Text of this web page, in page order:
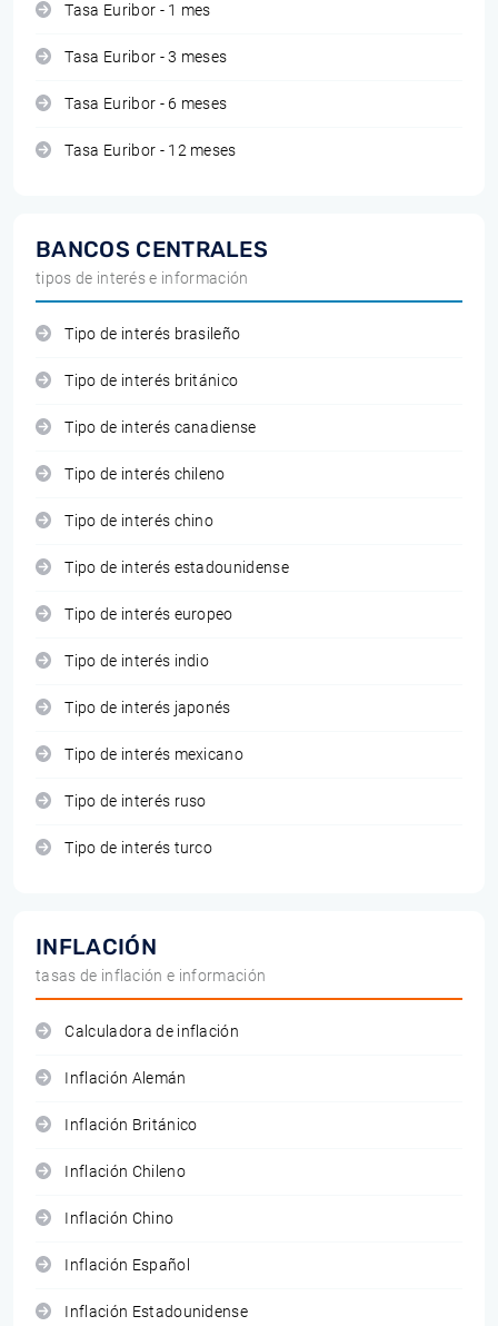
Tasa Euribor - 1 mes
Tasa Euribor - 3 meses
Tasa Euribor - 6 meses
Tasa Euribor - 12 meses
BANCOS CENTRALES
tipos de interés e información
Tipo de interés brasileño
Tipo de interés británico
Tipo de interés canadiense
Tipo de interés chileno
Tipo de interés chino
Tipo de interés estadounidense
Tipo de interés europeo
Tipo de interés indio
Tipo de interés japonés
Tipo de interés mexicano
Tipo de interés ruso
Tipo de interés turco
INFLACIÓN
tasas de inflación e información
Calculadora de inflación
Inflación Alemán
Inflación Británico
Inflación Chileno
Inflación Chino
Inflación Español
Inflación Estadounidense